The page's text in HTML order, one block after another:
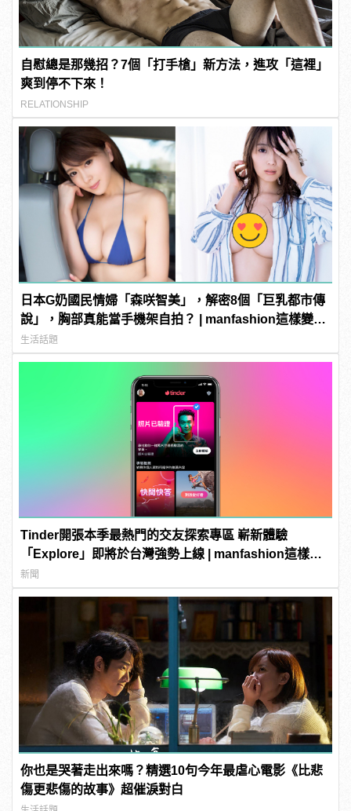
自慰總是那幾招？7個「打手槍」新方法，進攻「這裡」
爽到停不下來！
RELATIONSHIP
日本G奶國民情婦「森咲智美」，解密8個「巨乳都市傳
說」，胸部真能當手機架自拍？ | manfashion這樣變型
男
生活話題
Tinder開張本季最熱門的交友探索專區 嶄新體驗
「Explore」即將於台灣強勢上線 | manfashion這樣變
型男
新聞
你也是哭著走出來嗎？精選10句今年最虐心電影《比悲
傷更悲傷的故事》超催淚對白